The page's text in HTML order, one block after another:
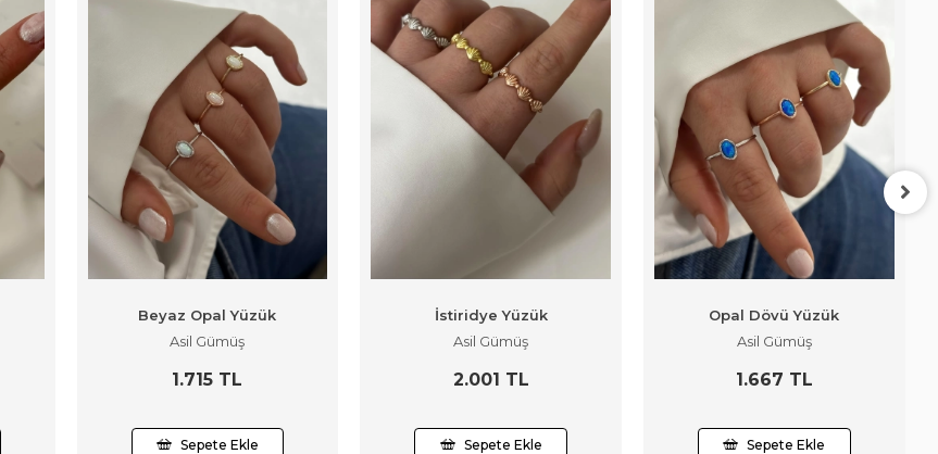
Beyaz Opal Yüzük
Asil Gümüş
1.715 TL
Sepete Ekle
İstiridye Yüzük
Asil Gümüş
2.001 TL
Sepete Ekle
Opal Dövü Yüzük
Asil Gümüş
1.667 TL
Sepete Ekle